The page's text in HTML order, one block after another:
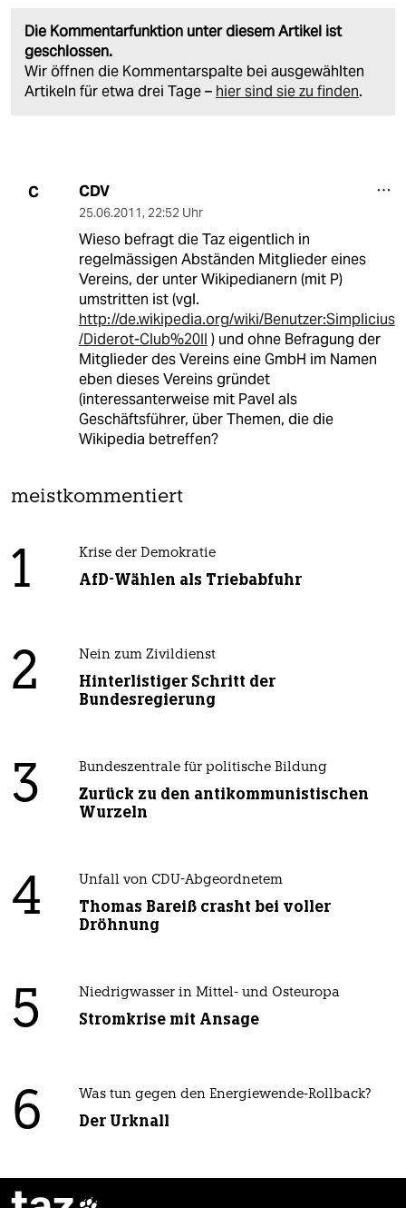
Die Kommentarfunktion unter diesem Artikel ist
geschlossen.
Wir öffnen die Kommentarspalte bei ausgewählten
Artikeln für etwa drei Tage – hier sind sie zu finden.
C CDV
25.06.2011, 22:52 Uhr
Wieso befragt die Taz eigentlich in
regelmässigen Abständen Mitglieder eines
Vereins, der unter Wikipedianern (mit P)
umstritten ist (vgl.
http://de.wikipedia.org/wiki/Benutzer:Simplicius
/Diderot-Club%20II ) und ohne Befragung der
Mitglieder des Vereins eine GmbH im Namen
eben dieses Vereins gründet
(interessanterweise mit Pavel als
Geschäftsführer, über Themen, die die
Wikipedia betreffen?
meistkommentiert
1 Krise der Demokratie
AfD-Wählen als Triebabfuhr
2 Nein zum Zivildienst
Hinterlistiger Schritt der
Bundesregierung
3 Bundeszentrale für politische Bildung
Zurück zu den antikommunistischen
Wurzeln
4 Unfall von CDU-Abgeordnetem
Thomas Bareiß crasht bei voller
Dröhnung
5 Niedrigwasser in Mittel- und Osteuropa
Stromkrise mit Ansage
6 Was tun gegen den Energiewende-Rollback?
Der Urknall